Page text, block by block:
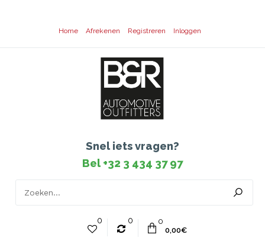
Home Afrekenen Registreren Inloggen
Snel iets vragen?
Bel +32 3 434 37 97
0 0
0
0,00€